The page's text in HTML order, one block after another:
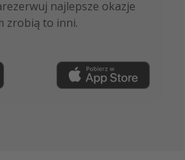
najlepsze okazje
zrobią to inni.
podróżnicze, porady